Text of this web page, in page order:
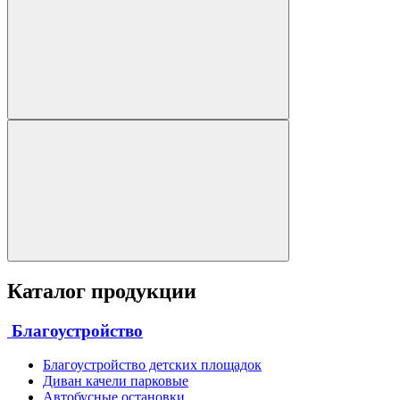
Каталог продукции
Благоустройство
Благоустройство детских площадок
Диван качели парковые